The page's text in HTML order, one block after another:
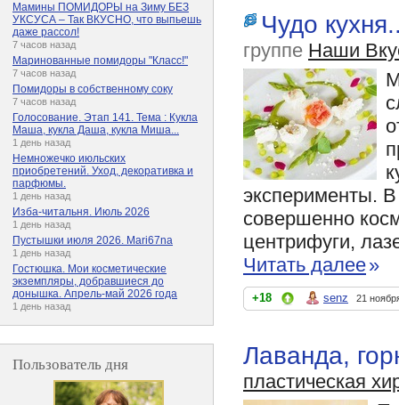
Чудо
группе Наши
эксперименты.
совершенно
центрифуги,
Читать далее»
+18 senz 21
Лаванда,
пластическая
Мамины ПОМИДОРЫ на Зиму БЕЗ
УКСУСА – Так ВКУСНО, что выпьешь
даже рассол!
7 часов назад
Маринованные помидоры "Класс!"
7 часов назад
Помидоры в собственному соку
7 часов назад
Голосование. Этап 141. Тема : Кукла
Маша, кукла Даша, кукла Миша...
1 день назад
Немножечко июльских
приобретений. Уход, декоративка и
парфюмы.
1 день назад
Изба-читальня. Июль 2026
1 день назад
Пустышки июля 2026. Mari67na
1 день назад
Гостюшка. Мои косметические
экземпляры, добравшиеся до
донышка. Апрель-май 2026 года
1 день назад
Пользователь дня